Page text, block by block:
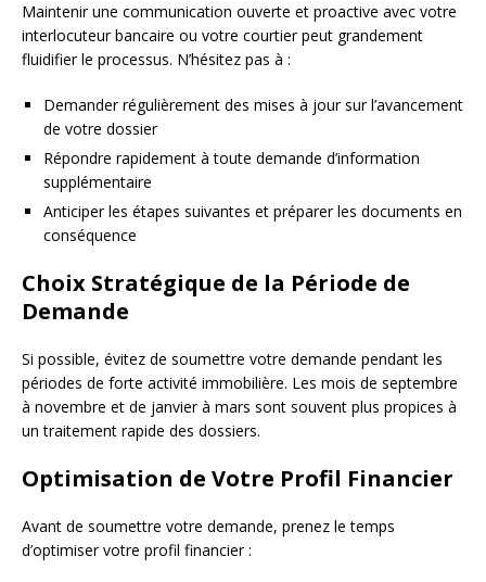
Maintenir une communication ouverte et proactive avec votre
interlocuteur bancaire ou votre courtier peut grandement
fluidifier le processus. N’hésitez pas à :
Demander régulièrement des mises à jour sur l’avancement
de votre dossier
Répondre rapidement à toute demande d’information
supplémentaire
Anticiper les étapes suivantes et préparer les documents en
conséquence
Choix Stratégique de la Période de
Demande
Si possible, évitez de soumettre votre demande pendant les
périodes de forte activité immobilière. Les mois de septembre
à novembre et de janvier à mars sont souvent plus propices à
un traitement rapide des dossiers.
Optimisation de Votre Profil Financier
Avant de soumettre votre demande, prenez le temps
d’optimiser votre profil financier :